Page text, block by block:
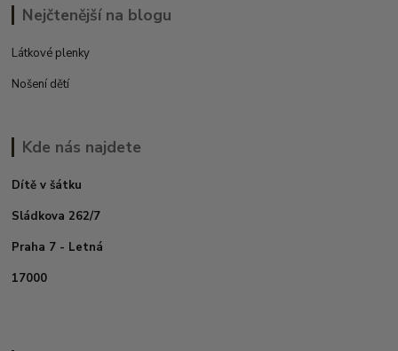
Nejčtenější na blogu
Látkové plenky
Nošení dětí
Kde nás najdete
Dítě v šátku
Sládkova 262/7
Praha 7 - Letná
17000